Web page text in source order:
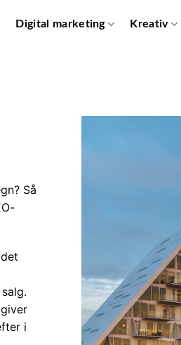
Digital marketing Kreativ
Så
i